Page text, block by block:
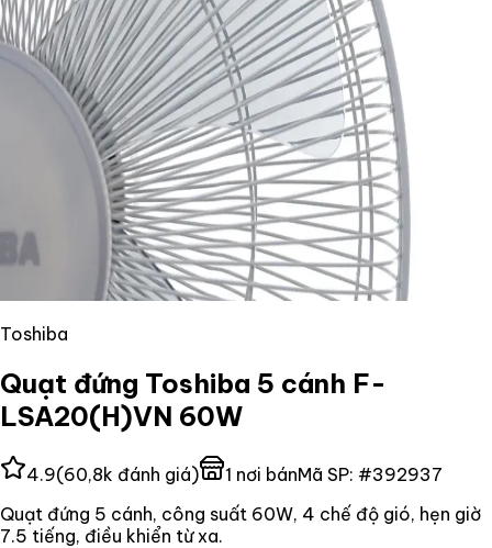
Toshiba
Quạt đứng Toshiba 5 cánh F-
LSA20(H)VN 60W
4.9(60,8k đánh giá) 1 nơi bánMã SP: #392937
Quạt đứng 5 cánh, công suất 60W, 4 chế độ gió, hẹn giờ
7.5 tiếng, điều khiển từ xa.